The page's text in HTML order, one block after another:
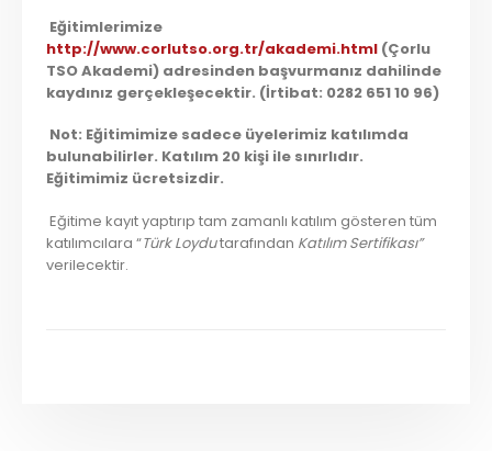
Eğitimlerimize
http://www.corlutso.org.tr/akademi.html (Çorlu
TSO Akademi) adresinden başvurmanız dahilinde
kaydınız gerçekleşecektir. (İrtibat: 0282 651 10 96)
Not: Eğitimimize sadece üyelerimiz katılımda
bulunabilirler. Katılım 20 kişi ile sınırlıdır.
Eğitimimiz ücretsizdir.
Eğitime kayıt yaptırıp tam zamanlı katılım gösteren tüm
katılımcılara “Türk Loydutarafından Katılım Sertifikası”
verilecektir.